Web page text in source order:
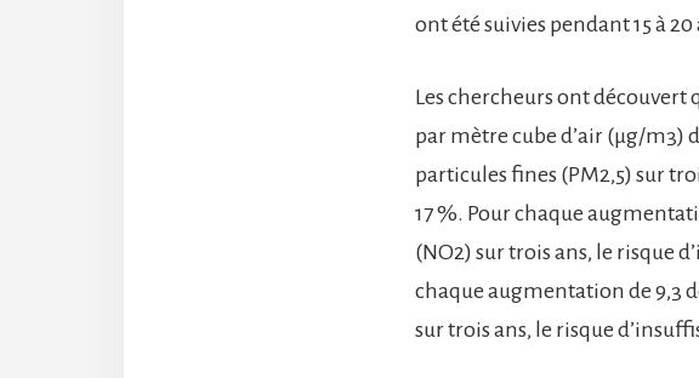
ont été suivies pendant 15 à 20
Les chercheurs ont
par mètre cube d’air (µg/m3)
particules fines (PM2,5) sur
17 %. Pour chaque
(NO2) sur trois ans, le risque
chaque augmentation de 9,3
sur trois ans, le risque